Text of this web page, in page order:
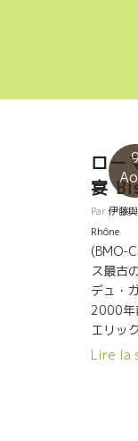
ロー
宴
Par伊藤
Rhône
(BMO-
ス最古
デュ・
2000年
エリッ
イザベ
Lire la